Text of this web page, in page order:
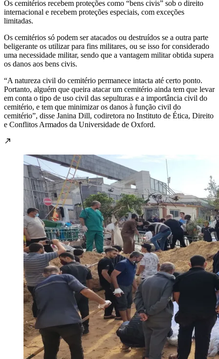
Os cemitérios recebem proteções como “bens civis” sob o direito
internacional e recebem proteções especiais, com exceções
limitadas.
Os cemitérios só podem ser atacados ou destruídos se a outra parte
beligerante os utilizar para fins militares, ou se isso for considerado
uma necessidade militar, sendo que a vantagem militar obtida supera
os danos aos bens civis.
“A natureza civil do cemitério permanece intacta até certo ponto.
Portanto, alguém que queira atacar um cemitério ainda tem que levar
em conta o tipo de uso civil das sepulturas e a importância civil do
cemitério, e tem que minimizar os danos à função civil do
cemitério”, disse Janina Dill, codiretora no Instituto de Ética, Direito
e Conflitos Armados da Universidade de Oxford.